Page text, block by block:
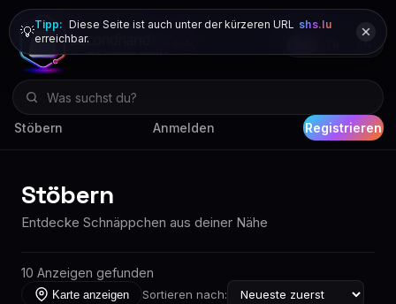
Stöbern Anmelden Registrieren
💡Tipp: Diese Seite ist auch unter der kürzeren URL shs.lu
erreichbar.
Stöbern
Entdecke Schnäppchen aus deiner Nähe
10 Anzeigen gefunden
Karte anzeigen Sortieren nach: